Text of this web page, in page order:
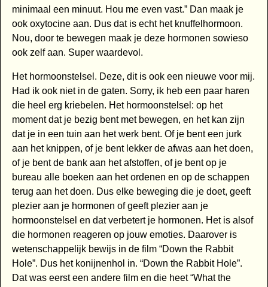
minimaal een minuut. Hou me even vast.” Dan maak je
ook oxytocine aan. Dus dat is echt het knuffelhormoon.
Nou, door te bewegen maak je deze hormonen sowieso
ook zelf aan. Super waardevol.
Het hormoonstelsel. Deze, dit is ook een nieuwe voor mij.
Had ik ook niet in de gaten. Sorry, ik heb een paar haren
die heel erg kriebelen. Het hormoonstelsel: op het
moment dat je bezig bent met bewegen, en het kan zijn
dat je in een tuin aan het werk bent. Of je bent een jurk
aan het knippen, of je bent lekker de afwas aan het doen,
of je bent de bank aan het afstoffen, of je bent op je
bureau alle boeken aan het ordenen en op de schappen
terug aan het doen. Dus elke beweging die je doet, geeft
plezier aan je hormonen of geeft plezier aan je
hormoonstelsel en dat verbetert je hormonen. Het is alsof
die hormonen reageren op jouw emoties. Daarover is
wetenschappelijk bewijs in de film “Down the Rabbit
Hole”. Dus het konijnenhol in. “Down the Rabbit Hole”.
Dat was eerst een andere film en die heet “What the